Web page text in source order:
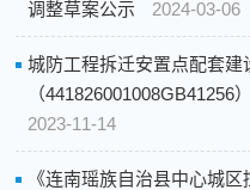
调整草案公示
2024-03-06
城防工程拆迁安置点配套建
（
2023-11-14
《连南瑶族自治县中心城